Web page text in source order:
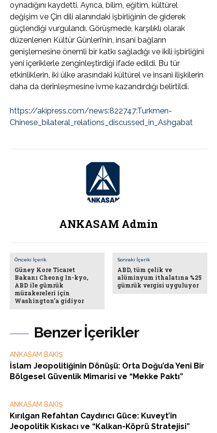
Benzer İçerikler
ANKASAM BAKIŞ
İslam Jeopolitiğinin Dönüşü: Orta Doğu’da Yeni Bir
Bölgesel Güvenlik Mimarisi ve “Mekke Paktı”
ANKASAM BAKIŞ
Kırılgan Refahtan Caydırıcı Güce: Kuveyt’in
Jeopolitik Kıskacı ve “Kalkan-Köprü Stratejisi”
oynadığını kaydetti. Ayrıca, bilim, eğitim, kültürel
değişim ve Çin dili alanındaki işbirliğinin de giderek
güçlendiği vurgulandı. Görüşmede, karşılıklı olarak
düzenlenen Kültür Günleri’nin, insani bağların
genişlemesine önemli bir katkı sağladığı ve ikili işbirliğini
yeni içeriklerle zenginleştirdiği ifade edildi. Bu tür
etkinliklerin, iki ülke arasındaki kültürel ve insani ilişkilerin
daha da derinleşmesine ivme kazandırdığı belirtildi.
https://akipress.com/news:822747:Turkmen-
Chinese_bilateral_relations_discussed_in_Ashgabat
ANKASAM Admin
Önceki İçerik
Güney Kore Ticaret
Bakanı Cheong In-kyo,
ABD ile gümrük
müzakereleri için
Washington’a gidiyor
Sonraki İçerik
ABD, tüm çelik ve
alüminyum ithalatına %25
gümrük vergisi uyguluyor